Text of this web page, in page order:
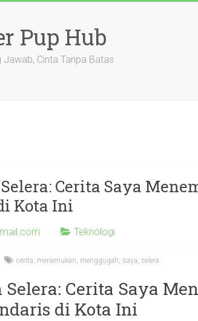
Pup Hub
Cinta Tanpa Batas
Cerita Saya
Kota Ini
Teknologi
cerita, menemukan, menggugah, saya, selera
Selera: Cerita Saya
di Kota Ini